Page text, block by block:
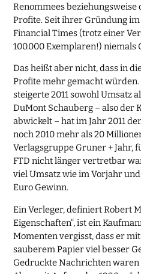
Renommees
Profite. Seit ihrer Gründung
Financial Times (trotz einer
100.000 Exemplaren!) niemals
Das heißt aber nicht, dass in
Profite mehr gemacht
steigerte 2011 sowohl Umsatz
DuMont Schauberg – also der
abwickelt – hat im Jahr 2011
noch 2010 mehr als 20
Verlagsgruppe Gruner + Jahr,
FTD nicht länger vertretbar
viel Umsatz wie im Vorjahr
Euro Gewinn.
Ein Verleger, definiert Robert
Eigenschaften“, ist ein
Momenten vergisst, dass er
sauberem Papier viel besser
Gedruckte Nachrichten